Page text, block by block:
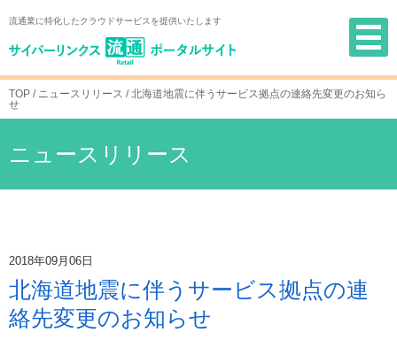
content
流通業に特化したクラウドサービスを提供いたします
TOP / ニュースリリース /北海道地震に伴うサービス拠点の連絡先変更のお知ら
せ
ニュースリリース
2018年09月06日
北海道地震に伴うサービス拠点の連
絡先変更のお知らせ